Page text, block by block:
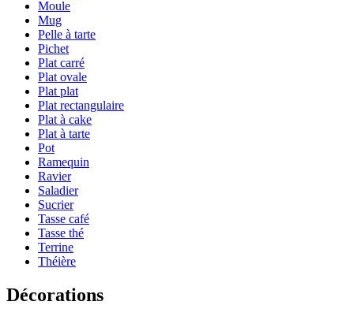
Moule
Mug
Pelle à tarte
Pichet
Plat carré
Plat ovale
Plat plat
Plat rectangulaire
Plat à cake
Plat à tarte
Pot
Ramequin
Ravier
Saladier
Sucrier
Tasse café
Tasse thé
Terrine
Théière
Décorations